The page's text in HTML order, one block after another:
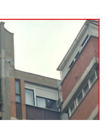
supruzi posle razvoda